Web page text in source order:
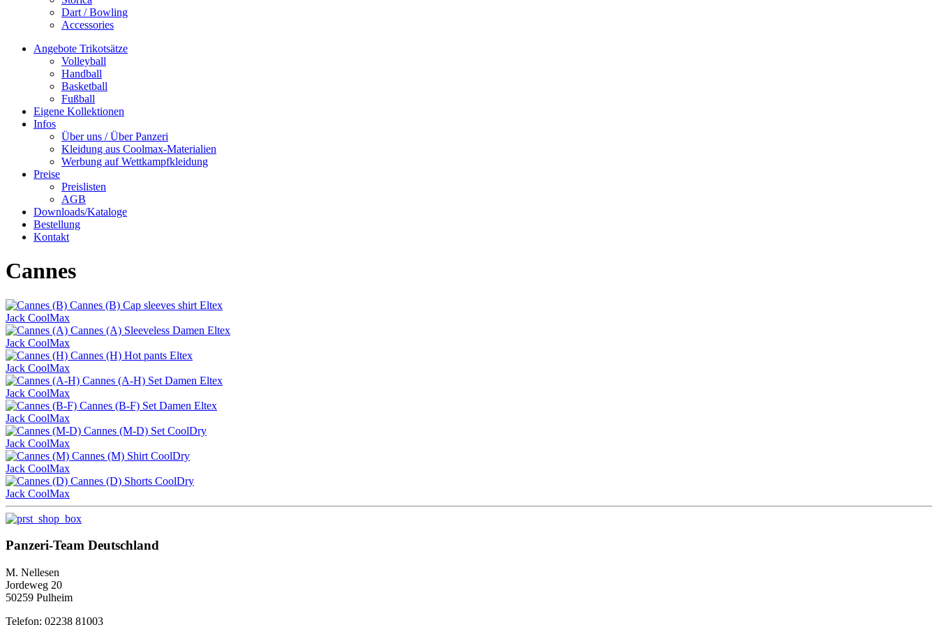
Dart / Bowling
Accessories
Angebote Trikotsätze
Volleyball
Handball
Basketball
Fußball
Eigene Kollektionen
Infos
Über uns / Über Panzeri
Kleidung aus Coolmax-Materialien
Werbung auf Wettkampfkleidung
Preise
Preislisten
AGB
Downloads/Kataloge
Bestellung
Kontakt
Cannes
Cannes (B) Cap sleeves shirt Eltex
Jack CoolMax
Cannes (A) Sleeveless Damen Eltex
Jack CoolMax
Cannes (H) Hot pants Eltex
Jack CoolMax
Cannes (A-H) Set Damen Eltex
Jack CoolMax
Cannes (B-F) Set Damen Eltex
Jack CoolMax
Cannes (M-D) Set CoolDry
Jack CoolMax
Cannes (M) Shirt CoolDry
Jack CoolMax
Cannes (D) Shorts CoolDry
Jack CoolMax
Panzeri-Team Deutschland
M. Nellesen
Jordeweg 20
50259 Pulheim
Telefon: 02238 81003